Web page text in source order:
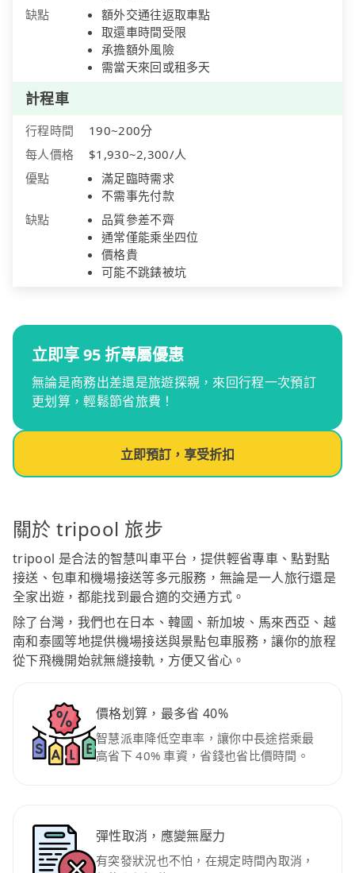
缺點
額外交通往返取車點
取還車時間受限
承擔額外風險
需當天來回或租多天
計程車
行程時間
190~200分
每人價格
$1,930~2,300/人
優點
滿足臨時需求
不需事先付款
缺點
品質參差不齊
通常僅能乘坐四位
價格貴
可能不跳錶被坑
立即享 95 折專屬優惠
無論是商務出差還是旅遊探親，來回行程一次預訂
更划算，輕鬆節省旅費！
立即預訂，享受折扣
關於 tripool 旅步
tripool 是合法的智慧叫車平台，提供輕省專車、點對點
接送、包車和機場接送等多元服務，無論是一人旅行還是
全家出遊，都能找到最合適的交通方式。
除了台灣，我們也在日本、韓國、新加坡、馬來西亞、越
南和泰國等地提供機場接送與景點包車服務，讓你的旅程
從下飛機開始就無縫接軌，方便又省心。
價格划算，最多省 40%
智慧派車降低空車率，讓你中長途搭乘最
高省下 40% 車資，省錢也省比價時間。
彈性取消，應變無壓力
有突發狀況也不怕，在規定時間內取消，